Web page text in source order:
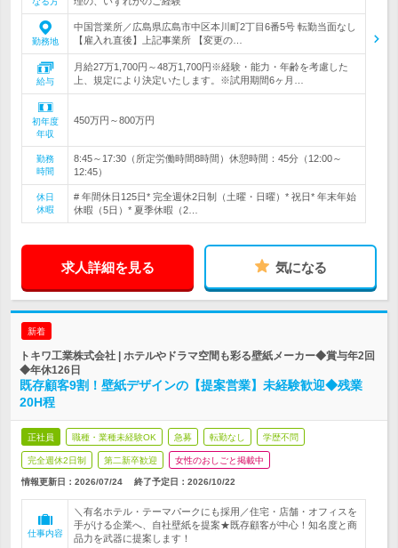
勤務地
中国営業所／広島県広島市中区本川町2丁目6番5号 転勤当面なし
【雇入れ直後】上記事業所 【変更の…
給与
月給27万1,700円～48万1,700円※経験・能力・年齢を考慮した
上、規定により決定いたします。※試用期間6ヶ月…
初年度
年収
450万円～800万円
勤務
時間
8:45～17:30（所定労働時間8時間）休憩時間：45分（12:00～
12:45）
休日
休暇
# 年間休日125日* 完全週休2日制（土曜・日曜）* 祝日* 年末年始
休暇（5日）* 夏季休暇（2…
求人詳細を見る 気になる
新着
トキワ工業株式会社 | ホテルやドラマ空間も彩る壁紙メーカー◆賞与年2回
◆年休126日
既存顧客9割！壁紙デザインの【提案営業】未経験歓迎◆残業
20H程
正社員 職種・業種未経験OK 急募 転勤なし 学歴不問
完全週休2日制 第二新卒歓迎 女性のおしごと掲載中
情報更新日：2026/07/24 終了予定日： 2026/10/22
仕事内容
＼有名ホテル・テーマパークにも採用／住宅・店舗・オフィスを
手がける企業へ、自社壁紙を提案★既存顧客が中心！知名度と商
品力を武器に提案します！